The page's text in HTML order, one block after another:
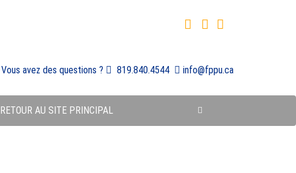
Vous avez des questions ? 819.840.4544 info@fppu.ca
RETOUR AU SITE PRINCIPAL